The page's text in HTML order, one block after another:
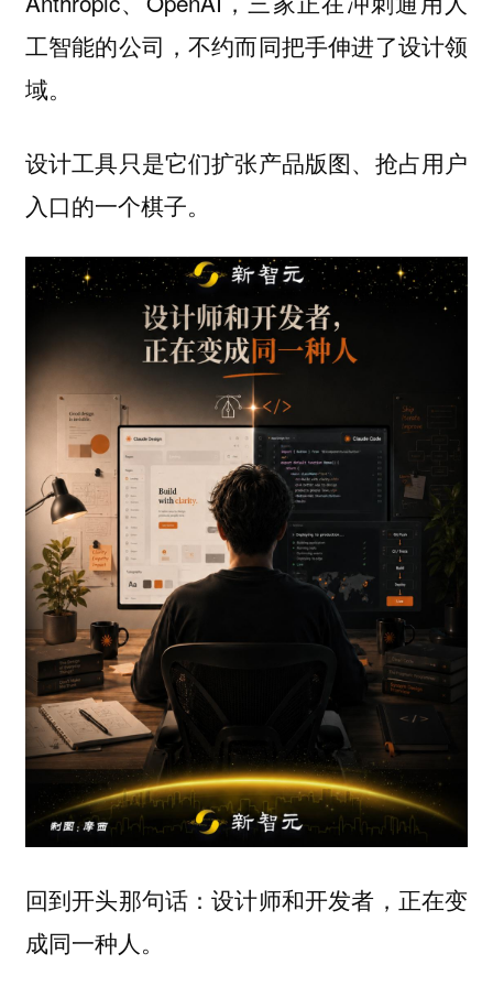
工智能的公司，不约而同把手伸进了设计领
域。
设计工具只是它们扩张产品版图、抢占用户
入口的一个棋子。
回到开头那句话：设计师和开发者，正在变
成同一种人。